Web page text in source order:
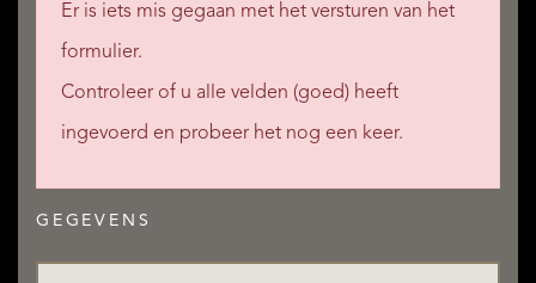
Er is iets mis gegaan met het versturen van het
formulier.
Controleer of u alle velden (goed) heeft
ingevoerd en probeer het nog een keer.
GEGEVENS